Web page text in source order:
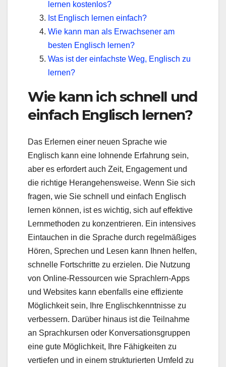
lernen kostenlos?
Ist Englisch lernen einfach?
Wie kann man als Erwachsener am
besten Englisch lernen?
Was ist der einfachste Weg, Englisch zu
lernen?
Wie kann ich schnell und
einfach Englisch lernen?
Das Erlernen einer neuen Sprache wie
Englisch kann eine lohnende Erfahrung sein,
aber es erfordert auch Zeit, Engagement und
die richtige Herangehensweise. Wenn Sie sich
fragen, wie Sie schnell und einfach Englisch
lernen können, ist es wichtig, sich auf effektive
Lernmethoden zu konzentrieren. Ein intensives
Eintauchen in die Sprache durch regelmäßiges
Hören, Sprechen und Lesen kann Ihnen helfen,
schnelle Fortschritte zu erzielen. Die Nutzung
von Online-Ressourcen wie Sprachlern-Apps
und Websites kann ebenfalls eine effiziente
Möglichkeit sein, Ihre Englischkenntnisse zu
verbessern. Darüber hinaus ist die Teilnahme
an Sprachkursen oder Konversationsgruppen
eine gute Möglichkeit, Ihre Fähigkeiten zu
vertiefen und in einem strukturierten Umfeld zu